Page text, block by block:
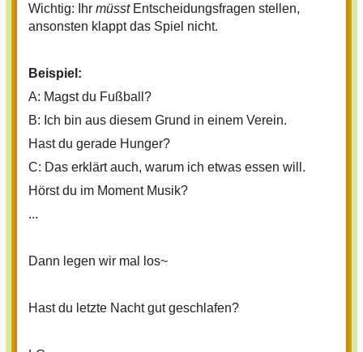
Wichtig: Ihr müsst Entscheidungsfragen stellen,
ansonsten klappt das Spiel nicht.
Beispiel:
A: Magst du Fußball?
B: Ich bin aus diesem Grund in einem Verein.
Hast du gerade Hunger?
C: Das erklärt auch, warum ich etwas essen will.
Hörst du im Moment Musik?
...
Dann legen wir mal los~
Hast du letzte Nacht gut geschlafen?